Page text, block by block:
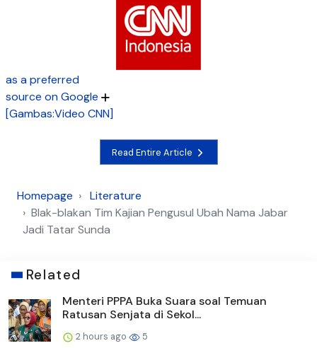
as a preferred
source on Google
[Gambas:Video CNN]
Read Entire Article
Homepage
Literature
Blak-blakan Tim Kajian Pengusul Ubah Nama Jabar
Jadi Tatar Sunda
Related
Menteri PPPA Buka Suara soal Temuan
Ratusan Senjata di Sekol...
2 hours ago 5